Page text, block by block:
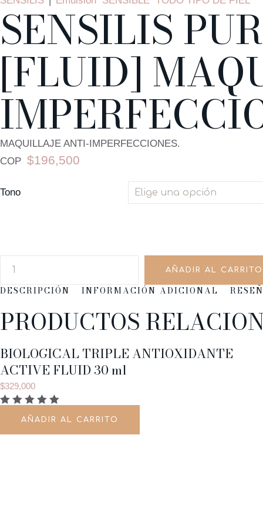
SENSILIS
[FLUID]
MAQUILLAJE ANTI-IMPERFECCIONES.
COP $196,500
Tono
AÑADIR AL CARRITO
DESCRIPCIÓN INFORMACIÓN ADICIONAL
PRODUCTOS
BIOLOGICAL TRIPLE ANTIOXIDANTE
ACTIVE FLUID 30 ml
$329,000
AÑADIR AL CARRITO